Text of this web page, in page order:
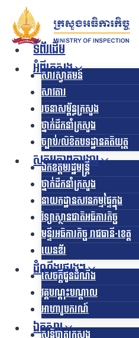
contentទំព័រដើម
អំពីក្រសួង
សារស្វាគមន៍
សាវតារ
រចនាសម្ព័ន្ធក្រសួង​
ថ្នាក់ដឹកនាំក្រសួង
ច្បាប់/លិខិតបទដ្ឋានគតិយុត្ត
សកម្មភាពការងារ
ឯកឧត្ដមរដ្ឋមន្ត្រី
ថ្នាក់ដឹកនាំក្រសួង
នាយកដ្ឋានសវនកម្មផ្ទៃក្នុង
វិទ្យាស្ថានជាតិអធិការកិច្ច
មន្ទីរអធិការកិច្ច រាជធានី-ខេត្ត
យេនឌ័រ
ដំណឹងផ្សេងៗ
សេចក្តីជូនដំណឹង
វគ្គបណ្តុះបណ្តាល
អាហារូបករណ៍
ឯកសារ